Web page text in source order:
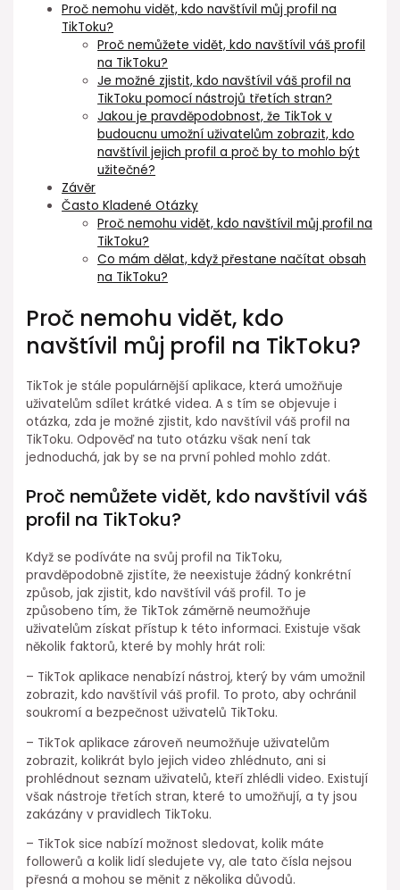
Proč nemohu vidět, kdo navštívil můj profil na
TikToku?
Proč nemůžete vidět, kdo navštívil váš profil
na TikToku?
Je možné zjistit, kdo navštívil váš profil na
TikToku pomocí nástrojů třetích stran?
Jakou je pravděpodobnost, že TikTok v
budoucnu umožní uživatelům zobrazit, kdo
navštívil jejich profil a proč by to mohlo být
užitečné?
Závěr
Často Kladené Otázky
Proč nemohu vidět, kdo navštívil můj profil na
TikToku?
Co mám dělat, když přestane načítat obsah
na TikToku?
Proč nemohu vidět, kdo
navštívil můj profil na TikToku?
TikTok je stále populárnější aplikace, která umožňuje
uživatelům sdílet krátké videa. A s tím se objevuje i
otázka, zda je možné zjistit, kdo navštívil váš profil na
TikToku. Odpověď na tuto otázku však není tak
jednoduchá, jak by se na první pohled mohlo zdát.
Proč nemůžete vidět, kdo navštívil váš
profil na TikToku?
Když se podíváte na svůj profil na TikToku,
pravděpodobně zjistíte, že neexistuje žádný konkrétní
způsob, jak zjistit, kdo navštívil váš profil. To je
způsobeno tím, že TikTok záměrně neumožňuje
uživatelům získat přístup k této informaci. Existuje však
několik faktorů, které by mohly hrát roli:
– TikTok aplikace nenabízí nástroj, který by vám umožnil
zobrazit, kdo navštívil váš profil. To proto, aby ochránil
soukromí a bezpečnost uživatelů TikToku.
– TikTok aplikace zároveň neumožňuje uživatelům
zobrazit, kolikrát bylo jejich video zhlédnuto, ani si
prohlédnout seznam uživatelů, kteří zhlédli video. Existují
však nástroje třetích stran, které to umožňují, a ty jsou
zakázány v pravidlech TikToku.
– TikTok sice nabízí možnost sledovat, kolik máte
followerů a kolik lidí sledujete vy, ale tato čísla nejsou
přesná a mohou se měnit z několika důvodů.